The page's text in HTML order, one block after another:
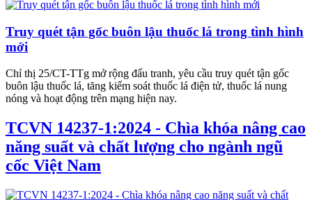
Truy quét tận gốc buôn lậu thuốc lá trong tình hình
mới
Chỉ thị 25/CT-TTg mở rộng đấu tranh, yêu cầu truy quét tận gốc
buôn lậu thuốc lá, tăng kiểm soát thuốc lá điện tử, thuốc lá nung
nóng và hoạt động trên mạng hiện nay.
TCVN 14237-1:2024 - Chìa khóa nâng cao
năng suất và chất lượng cho ngành ngũ
cốc Việt Nam